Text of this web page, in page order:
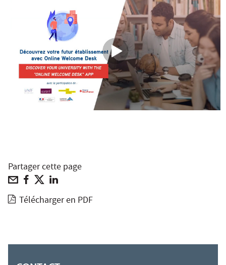
Partager cette page
Télécharger en PDF